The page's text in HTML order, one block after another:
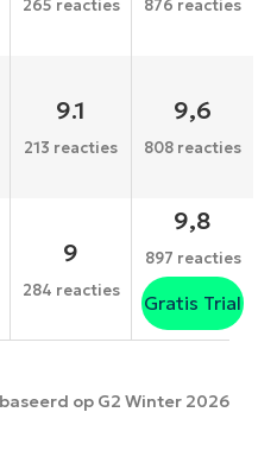
265 reacties 876 reacties
9.1
213 reacties
9,6
808 reacties
9
284 reacties
9,8
897 reacties
Gratis Trial
op G2 Winter 2026